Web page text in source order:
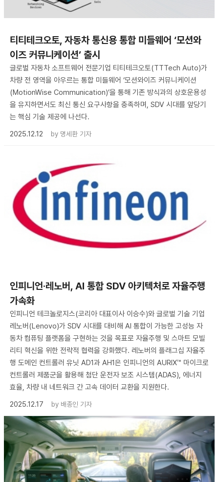
티티테크오토, 자동차 통신용 통합 미들웨어 ‘모션와
이즈 커뮤니케이션’ 출시
글로벌 자동차 소프트웨어 전문기업 티티테크오토(TTTech Auto)가
차량 전 영역을 아우르는 통합 미들웨어 ‘모션와이즈 커뮤니케이션
(MotionWise Communication)’을 통해 기존 방식과의 상호운용성
을 유지하면서도 최신 통신 요구사항을 충족하며, SDV 시대를 앞당기
는 핵심 기술 제공에 나선다.
2025.12.12
by 명세환 기자
인피니언·레노버, AI 통합 SDV 아키텍처로 자율주행
가속화
인피니언 테크놀로지스(코리아 대표이사 이승수)와 글로벌 기술 기업
레노버(Lenovo)가 SDV 시대를 대비해 AI 통합이 가능한 고성능 자
동차 컴퓨팅 플랫폼을 구현하는 것을 목표로 자율주행 및 스마트 모빌
리티 혁신을 위한 전략적 협력을 강화했다. 레노버의 플래그십 자율주
행 도메인 컨트롤러 유닛 AD1과 AH1은 인피니언의 AURIX™ 마이크로
컨트롤러 제품군을 활용해 첨단 운전자 보조 시스템(ADAS), 에너지
효율, 차량 내 네트워크 간 고속 데이터 교환을 지원한다.
2025.12.17
by 배종인 기자